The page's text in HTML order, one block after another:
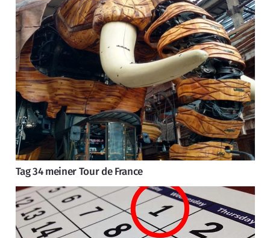
Tag 34 meiner Tour de France